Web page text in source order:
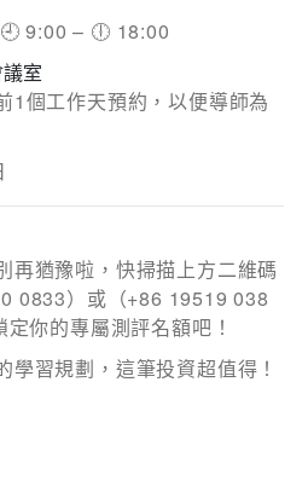
*
9:00 – 🕕 18:00
室
1個工作天預約，以便導師為
再猶豫啦，快掃描上方二維碼
0833）或（+86 19519 038
你的專屬測評名額吧！
學習規劃，這筆投資超值得！